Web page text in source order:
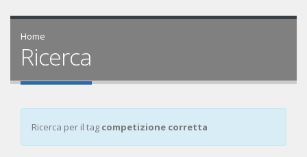
Home
Ricerca
Ricerca per il tag competizione corretta